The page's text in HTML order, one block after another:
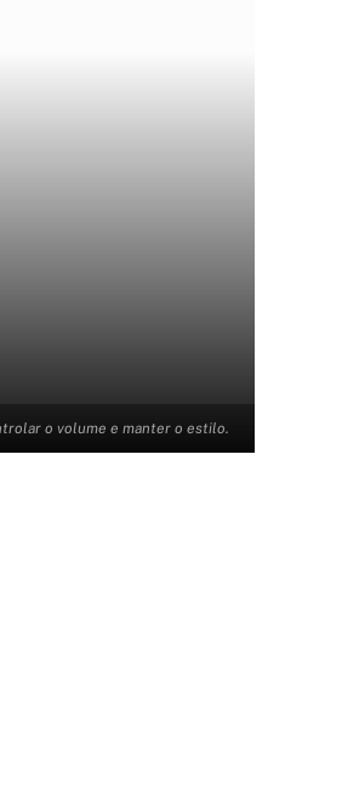
o volume e manter o estilo.